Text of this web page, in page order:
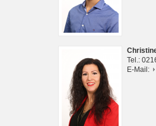
Tel.:
E-Mail: